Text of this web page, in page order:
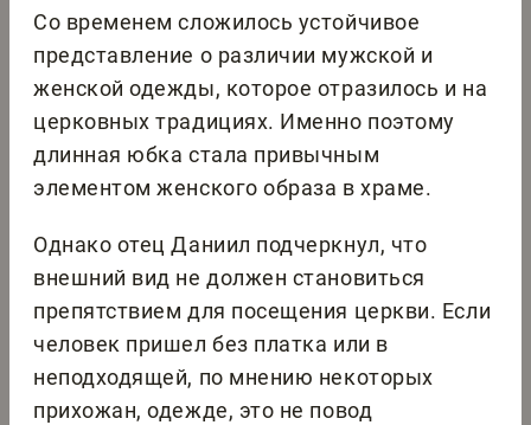
Со временем сложилось устойчивое
представление о различии мужской и
женской одежды, которое отразилось и на
церковных традициях. Именно поэтому
длинная юбка стала привычным
элементом женского образа в храме.
Однако отец Даниил подчеркнул, что
внешний вид не должен становиться
препятствием для посещения церкви. Если
человек пришел без платка или в
неподходящей, по мнению некоторых
прихожан, одежде, это не повод